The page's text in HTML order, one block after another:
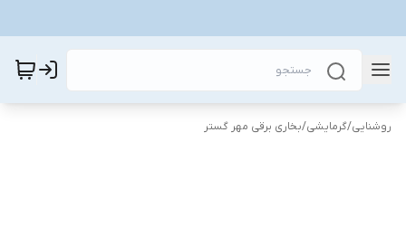
روشنایی/گرمایشی/بخاری برقی مهر گستر